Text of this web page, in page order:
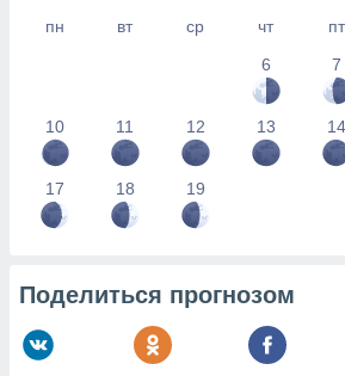
пн вт ср чт пт
6
7
10 11 12 13 14
17 18 19
Поделиться прогнозом